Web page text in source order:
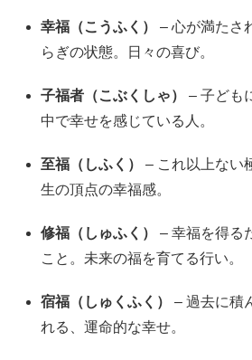
幸福（こうふく）
– 心が満たさ
らぎの状態。日々の喜び。
子福者（こぶくしゃ）
– 子ども
中で幸せを感じている人。
至福（しふく）
– これ以上ない
生の頂点の幸福感。
修福（しゅふく）
– 幸福を得る
こと。未来の福を育てる行い。
宿福（しゅくふく）
– 過去に積
れる、運命的な幸せ。